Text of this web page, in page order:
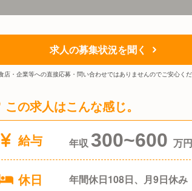
求人の募集状況を聞く
店・企業等への直接応募・問い合わせではありませんのでご安心くだ
この求人はこんな感じ。
給与
年収 300~600 万円
休日
年間休日108日、月9日休み